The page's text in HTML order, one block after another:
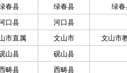
春县 绿春县 绿春
口县 河口县
市直属 文山市 文山市
山县 砚山县
畴县 西畴县